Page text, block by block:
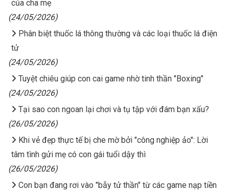
của cha mẹ
(24/05/2026)
Phân biệt thuốc lá thông thường và các loại thuốc lá điện
tử
(24/05/2026)
Tuyệt chiêu giúp con cai game nhờ tinh thần "Boxing"
(24/05/2026)
Tại sao con ngoan lại chơi và tụ tập với đám bạn xấu?
(26/05/2026)
Khi vẻ đẹp thực tế bị che mờ bởi "công nghiệp ảo": Lời
tâm tình gửi mẹ có con gái tuổi dậy thì
(26/05/2026)
Con bạn đang rơi vào "bẫy tử thần" từ các game nạp tiền